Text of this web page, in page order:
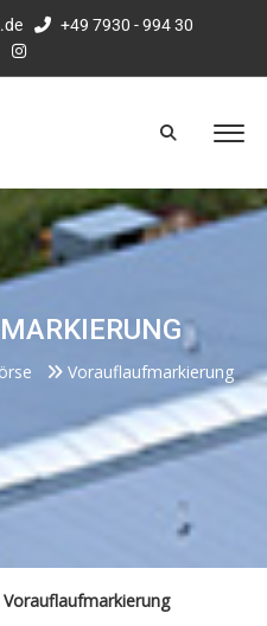
+49 7930 - 994 30
Vorauflaufmarkierung
Vorauflaufmarkierung